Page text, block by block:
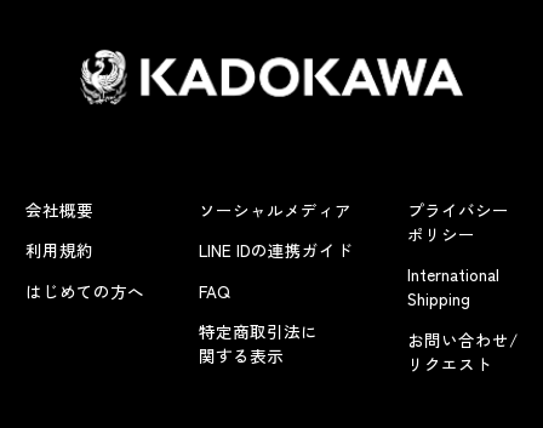
会社概要
利用規約
はじめての方へ
ソーシャルメディア
LINE IDの連携ガイド
FAQ
特定商取引法に
関する表示
プライバシー
ポリシー
International
Shipping
お問い合わせ/
リクエスト